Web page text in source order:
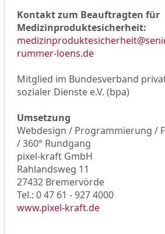
Kontakt zum Beauftragten für
Medizinproduktesicherheit:
rummer-loens.de
Mitglied im Bundesverband
sozialer Dienste e.V. (bpa)
Umsetzung
Webdesign / Programmierung /
/ 360° Rundgang
pixel-kraft GmbH
Rahlandsweg 11
27432 Bremervörde
Tel.: 0 47 61 - 927 4000
www.pixel-kraft.de